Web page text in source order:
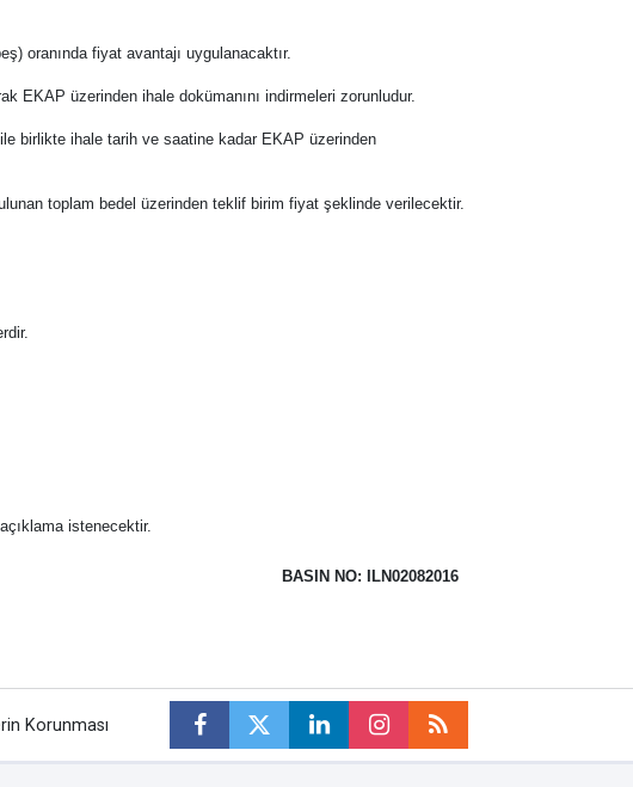
oranında fiyat avantajı uygulanacaktır.
EKAP üzerinden ihale dokümanını indirmeleri zorunludur.
birlikte ihale tarih ve saatine kadar EKAP üzerinden
toplam bedel üzerinden teklif birim fiyat şeklinde verilecektir.
istenecektir.
BASIN NO: ILN02082016
Korunması